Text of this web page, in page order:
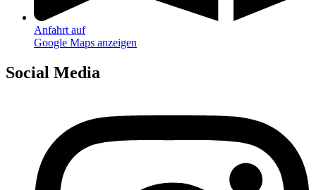
Anfahrt auf
Google Maps anzeigen
Social Media